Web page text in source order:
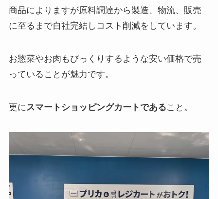
商品によりますが原料調達から製造、物流、販売
に至るまで自社完結しコスト削減をしています。
お惣菜やお肉もびっくりするような安い価格で売
っていることが魅力です。
更に スマートショッピングカートであること。